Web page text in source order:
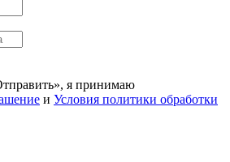
я принимаю
и Условия политики обработки